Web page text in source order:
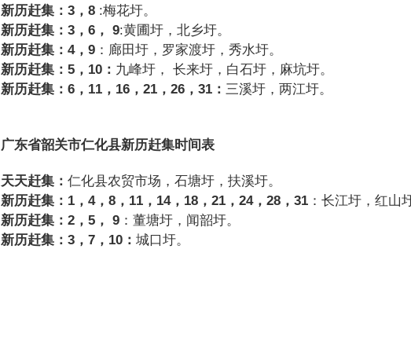
新历赶集：3 ，8 :梅花圩。
新历赶集：3 ，6 ， 9:黄圃圩，北乡圩。
新历赶集：4，9 ：廊田圩，罗家渡圩，秀水圩。
新历赶集：5 ，10 ： 九峰圩， 长来圩，白石圩，麻坑圩。
新历赶集：6 ，11 ，16 ，21 ，26 ，31 ： 三溪圩，两江圩。
广东省韶关市仁化县新历赶集时间表
天天赶集： 仁化县农贸市场，石塘圩，扶溪圩。
新历赶集：1 ，4，8 ，11 ，14，18 ，21 ，24，28 ，31 ：长江圩，红山
新历赶集：2 ，5 ， 9 ：董塘圩，闻韶圩。
新历赶集：3 ，7 ，10 ： 城口圩。